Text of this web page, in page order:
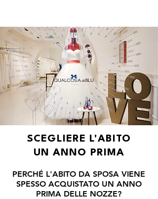
SCEGLIERE L'ABITO
UN ANNO PRIMA
PERCHÉ L'ABITO DA SPOSA VIENE
SPESSO ACQUISTATO UN ANNO
PRIMA DELLE NOZZE?